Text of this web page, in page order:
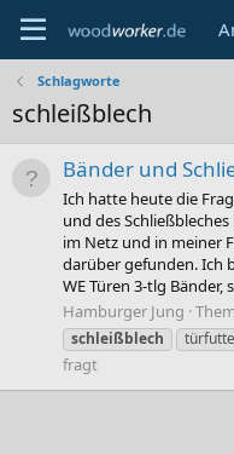
Schlagworte
schleißblech
Bänder und
Ich hatte heute die
und des
im Netz und in meiner
darüber gefunden. Ich
WE Türen 3-tlg Bänder,
Hamburger Jung
schleißblech
fragt